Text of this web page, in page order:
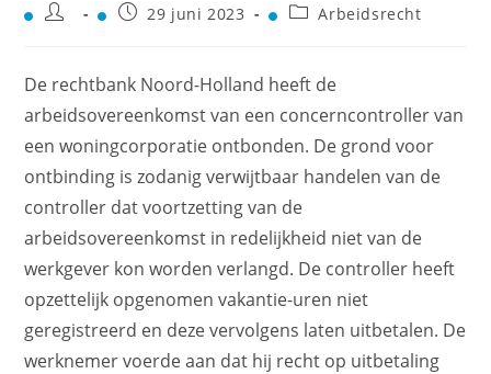
29 juni 2023 Arbeidsrecht
De rechtbank Noord-Holland heeft de
arbeidsovereenkomst van een concerncontroller van
een woningcorporatie ontbonden. De grond voor
ontbinding is zodanig verwijtbaar handelen van de
controller dat voortzetting van de
arbeidsovereenkomst in redelijkheid niet van de
werkgever kon worden verlangd. De controller heeft
opzettelijk opgenomen vakantie-uren niet
geregistreerd en deze vervolgens laten uitbetalen. De
werknemer voerde aan dat hij recht op uitbetaling